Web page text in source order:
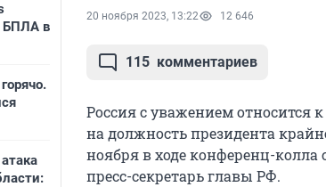
БПЛА в
20 ноября 2023, 13:22 12 646
115 комментариев
Россия с уважением относится
на должность президента
ноября в ходе конференц-
пресс-секретарь главы РФ.